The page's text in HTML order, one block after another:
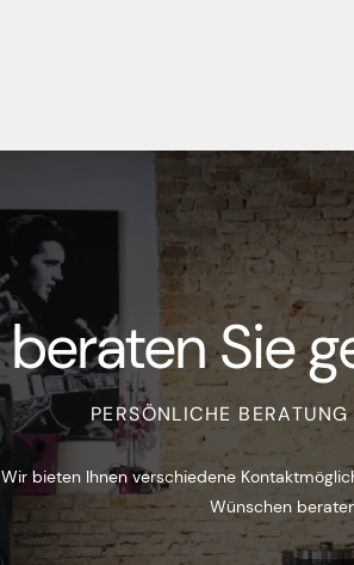
Sie
PERSÖNLICHE
Wir bieten Ihnen verschiedene
Wünschen